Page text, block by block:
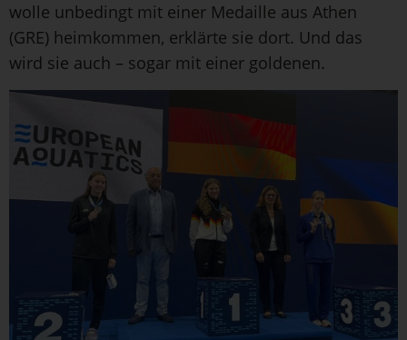
wolle unbedingt mit einer Medaille aus Athen
(GRE) heimkommen, erklärte sie dort. Und das
wird sie auch – sogar mit einer goldenen.